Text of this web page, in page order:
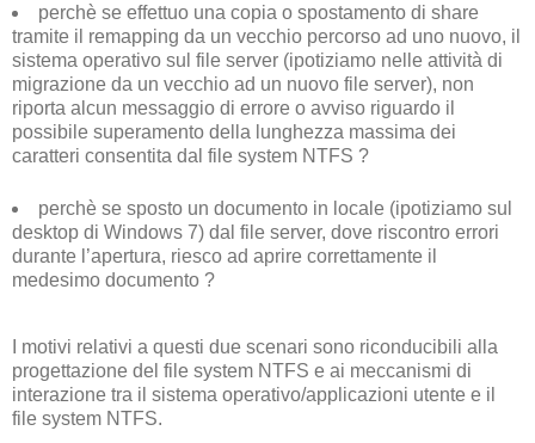
perchè se effettuo una copia o spostamento di share
tramite il remapping da un vecchio percorso ad uno nuovo, il
sistema operativo sul file server (ipotiziamo nelle attività di
migrazione da un vecchio ad un nuovo file server), non
riporta alcun messaggio di errore o avviso riguardo il
possibile superamento della lunghezza massima dei
caratteri consentita dal file system NTFS ?
perchè se sposto un documento in locale (ipotiziamo sul
desktop di Windows 7) dal file server, dove riscontro errori
durante l’apertura, riesco ad aprire correttamente il
medesimo documento ?
I motivi relativi a questi due scenari sono riconducibili alla
progettazione del file system NTFS e ai meccanismi di
interazione tra il sistema operativo/applicazioni utente e il
file system NTFS.